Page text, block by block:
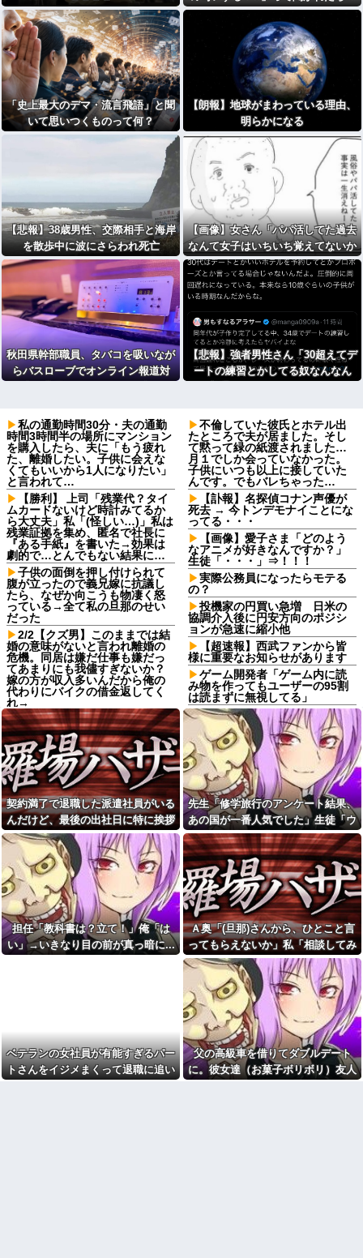
ｗｗｗｗｗｗｗwwww
「史上最大のデマ・流言飛語」と聞
いて思いつくものって何？
【朗報】地球がまわっている理由、
明らかになる
【悲報】38歳男性、交際相手と海岸
を散歩中に波にさらわれ死亡
【画像】女さん「パパ活してた過去
なんて女子はいちいち覚えてないか
ら」ｗｗｗｗｗｗ
秋田県幹部職員、タバコを吸いなが
らバスローブでオンライン報道対
【悲報】強者男性さん「30超えてデ
ートの練習とかしてる奴なんなん
私の通勤時間30分・夫の通勤
時間3時間半の場所にマンション
を購入したら、夫に「もう疲れ
た、離婚したい。子供に会えな
くてもいいから1人になりたい」
と言われて…
【勝利】 上司「残業代？タイ
ムカードないけど時計みてるか
ら大丈夫」私「(怪しい…)」私は
残業証拠を集め、匿名で社長に
『ある手紙』を書いた→効果は
劇的で…とんでもない結果に…
子供の面倒を押し付けられて
腹が立ったので義兄嫁に抗議し
たら、なぜか向こうも物凄く怒
っている→全て私の旦那のせい
だった
2/2【クズ男】このままでは結
婚の意味がないと言われ離婚の
危機。同居は嫌だ仕事も嫌だっ
てあまりにも我儘すぎないか？
嫁の方が収入多いんだから俺の
代わりにバイクの借金返してく
れ→
彼女と紫陽花見に行ったらス
ニーカーを履いてきてた。普通
かわいいぺたんこ靴とかじゃな
いの？コーヒーや手作り菓子も
持ってこないしさぁ…
転校生と仲良くなってその子
の家に遊びに行ったら私が小さ
い頃に撮った写真があった
予約していた美容室が臨時休
業。連絡くれてもいいのに
小６娘が家のこと何もしてく
れてなくて動画ばかり見てる。
その姿が情けなくて...
初カノの女とそのまま結婚。
自分を愛した女が「他の男に抱
かれてた」事実を知った俺、辛
すぎる
私「そのマンガ面白い？」友
達「読めばわかるよ」→感想を
驚愕
【画像】付き合いたて彼女
「ごめーんちょびっツ散らかっ
てるけど上がって～！」←お前
不倫していた彼氏とホテル出
たところで夫が居ました。そし
て黙って緑の紙渡されました…
月１でしか会っていなかった。
子供にいつも以上に接していた
んです。でもバレちゃった…
【訃報】名探偵コナン声優が
死去 → 今トンデモナイことにな
ってる・・・
【画像】愛子さま「どのよう
なアニメが好きなんですか？」
生徒「・・・」⇒！！！
実際公務員になったらモテる
の？
投機家の円買い急増 日米の
協調介入後に円安方向のポジシ
ョンが急速に縮小他
【超速報】西武ファンから皆
様に重要なお知らせがあります
ゲーム開発者「ゲーム内に読
み物を作ってもユーザーの95割
は読まずに無視してる」
彼氏の家に遊びに行ったら彼
母が大皿から唐揚げを素手でつ
まんでひとくちかじり、残りを
大皿へ戻した。私目が点。あり
えないと彼氏に言ったら彼氏激
おこ
娘の下着をチェックして職場
に暴露する狂気の母親！娘の彼
氏を呪い「洗濯物のパンツ見て
性生活を察して泣きたい」と周
囲に暴露していて気持ち悪すぎ
た
高校の夏休みに両親いない日
に家に泊めた仲良しの子と成り
行きで百合な関係に。卒業して
別々の大学になり彼女に彼が出
来た。私はショックで…
久しぶりに地元の同窓会に行
ったら、私を見た瞬間何人かが
固まった。「え、生きてたの？｣
幼稚園からお花をやっている
私の活けた花を、義兄嫁がボロ
クソにけなした
子供を外遊びさせていると。
一昨日と今日同じ女の子に話し
かけられ...
今でも「日本が世界トップ」
なものって何がある？
青雲のCMソングをちいかわの
劇中歌だと思っていた模様
契約満了で退職した派遣社員がいる
んだけど、最後の出社日に特に挨拶
も菓子折りもなにもなく...
先生「修学旅行のアンケート結果、
あの国が一番人気でした」生徒「ウ
ソだ！沖縄や北海道が人気だっ
た！」→トンデモナイことに・・・
担任「教科書は？立て！」俺「は
い」→いきなり目の前が真っ暗に...
Ａ奥「(旦那)さんから、ひとこと言
ってもらえないか」私「相談してみ
る」→ 人がおかしくなった瞬間を目
の前で見て...
ベテランの女社員が有能すぎるパー
トさんをイジメまくって退職に追い
父の高級車を借りてダブルデート
に。彼女達（お菓子ボリボリ）友人